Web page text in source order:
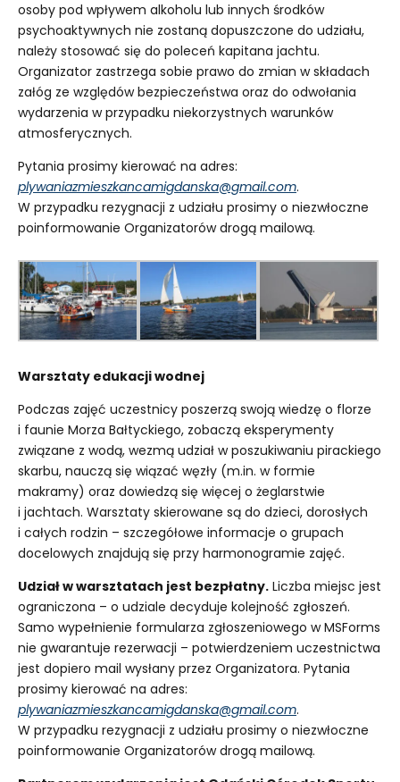
osoby pod wpływem alkoholu lub innych środków
psychoaktywnych nie zostaną dopuszczone do udziału,
należy stosować się do poleceń kapitana jachtu.
Organizator zastrzega sobie prawo do zmian w składach
załóg ze względów bezpieczeństwa oraz do odwołania
wydarzenia w przypadku niekorzystnych warunków
atmosferycznych.
Pytania prosimy kierować na adres:
plywaniazmieszkancamigdanska@gmail.com.
W przypadku rezygnacji z udziału prosimy o niezwłoczne
poinformowanie Organizatorów drogą mailową.
Warsztaty edukacji wodnej
Podczas zajęć uczestnicy poszerzą swoją wiedzę o florze
i faunie Morza Bałtyckiego, zobaczą eksperymenty
związane z wodą, wezmą udział w poszukiwaniu pirackiego
skarbu, nauczą się wiązać węzły (m.in. w formie
makramy) oraz dowiedzą się więcej o żeglarstwie
i jachtach. Warsztaty skierowane są do dzieci, dorosłych
i całych rodzin – szczegółowe informacje o grupach
docelowych znajdują się przy harmonogramie zajęć.
Udział w warsztatach jest bezpłatny. Liczba miejsc jest
ograniczona – o udziale decyduje kolejność zgłoszeń.
Samo wypełnienie formularza zgłoszeniowego w MSForms
nie gwarantuje rezerwacji – potwierdzeniem uczestnictwa
jest dopiero mail wysłany przez Organizatora. Pytania
prosimy kierować na adres:
plywaniazmieszkancamigdanska@gmail.com.
W przypadku rezygnacji z udziału prosimy o niezwłoczne
poinformowanie Organizatorów drogą mailową.